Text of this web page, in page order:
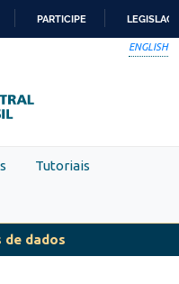
PARTICIPE
ENGLISH
Tutoriais
de dados